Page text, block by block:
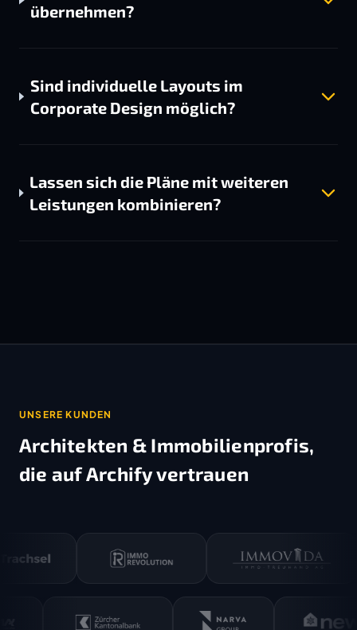
übernehmen?
Sind individuelle Layouts im
Corporate Design möglich?
Lassen sich die Pläne mit weiteren
Leistungen kombinieren?
UNSERE KUNDEN
Architekten & Immobilienprofis,
die auf Archify vertrauen